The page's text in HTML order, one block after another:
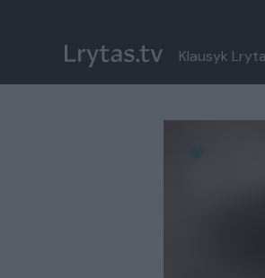
Klausyk